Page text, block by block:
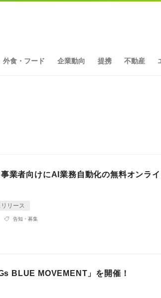
外食・フード 企業動向 提携 不動産
業者向けにAI業務自動化の無料オンライ
リース
告知・募集
BLUE MOVEMENT」を開催！